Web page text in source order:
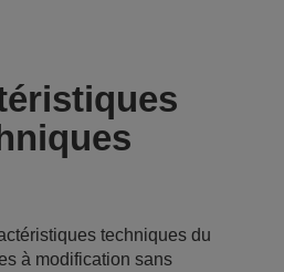
techniques du
à modification sans